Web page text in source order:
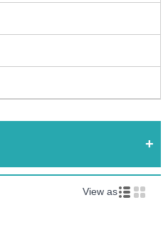
View as